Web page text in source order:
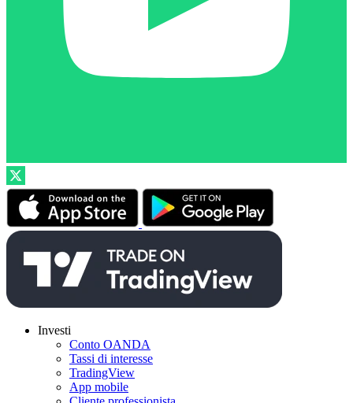
Investi
Conto OANDA
Tassi di interesse
TradingView
App mobile